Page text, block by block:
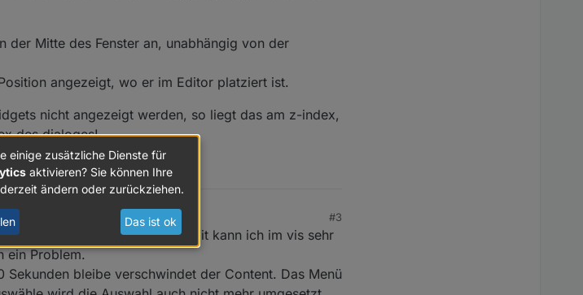
der Mitte des Fenster an, unabhängig von der
angezeigt, wo er im Editor platziert ist.
nicht angezeigt werden, so liegt das am z-index,
des dialoges!
#3
iobroker begonnen und damit kann ich im vis sehr
ein Problem.
bleibe verschwindet der Content. Das Menü
einige zusätzliche Dienste für
aktivieren? Sie können Ihre
ändern oder zurückziehen.
Das ist ok